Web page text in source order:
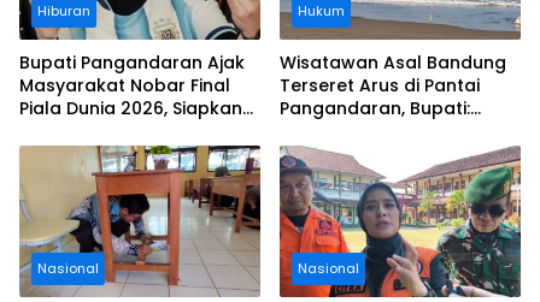
Hiburan
Bupati Pangandaran Ajak
Masyarakat Nobar Final
Piala Dunia 2026, Siapkan
Hukum
Wisatawan Asal Bandung
Terseret Arus di Pantai
Pangandaran, Bupati:
Aturan
Nasional Nasional